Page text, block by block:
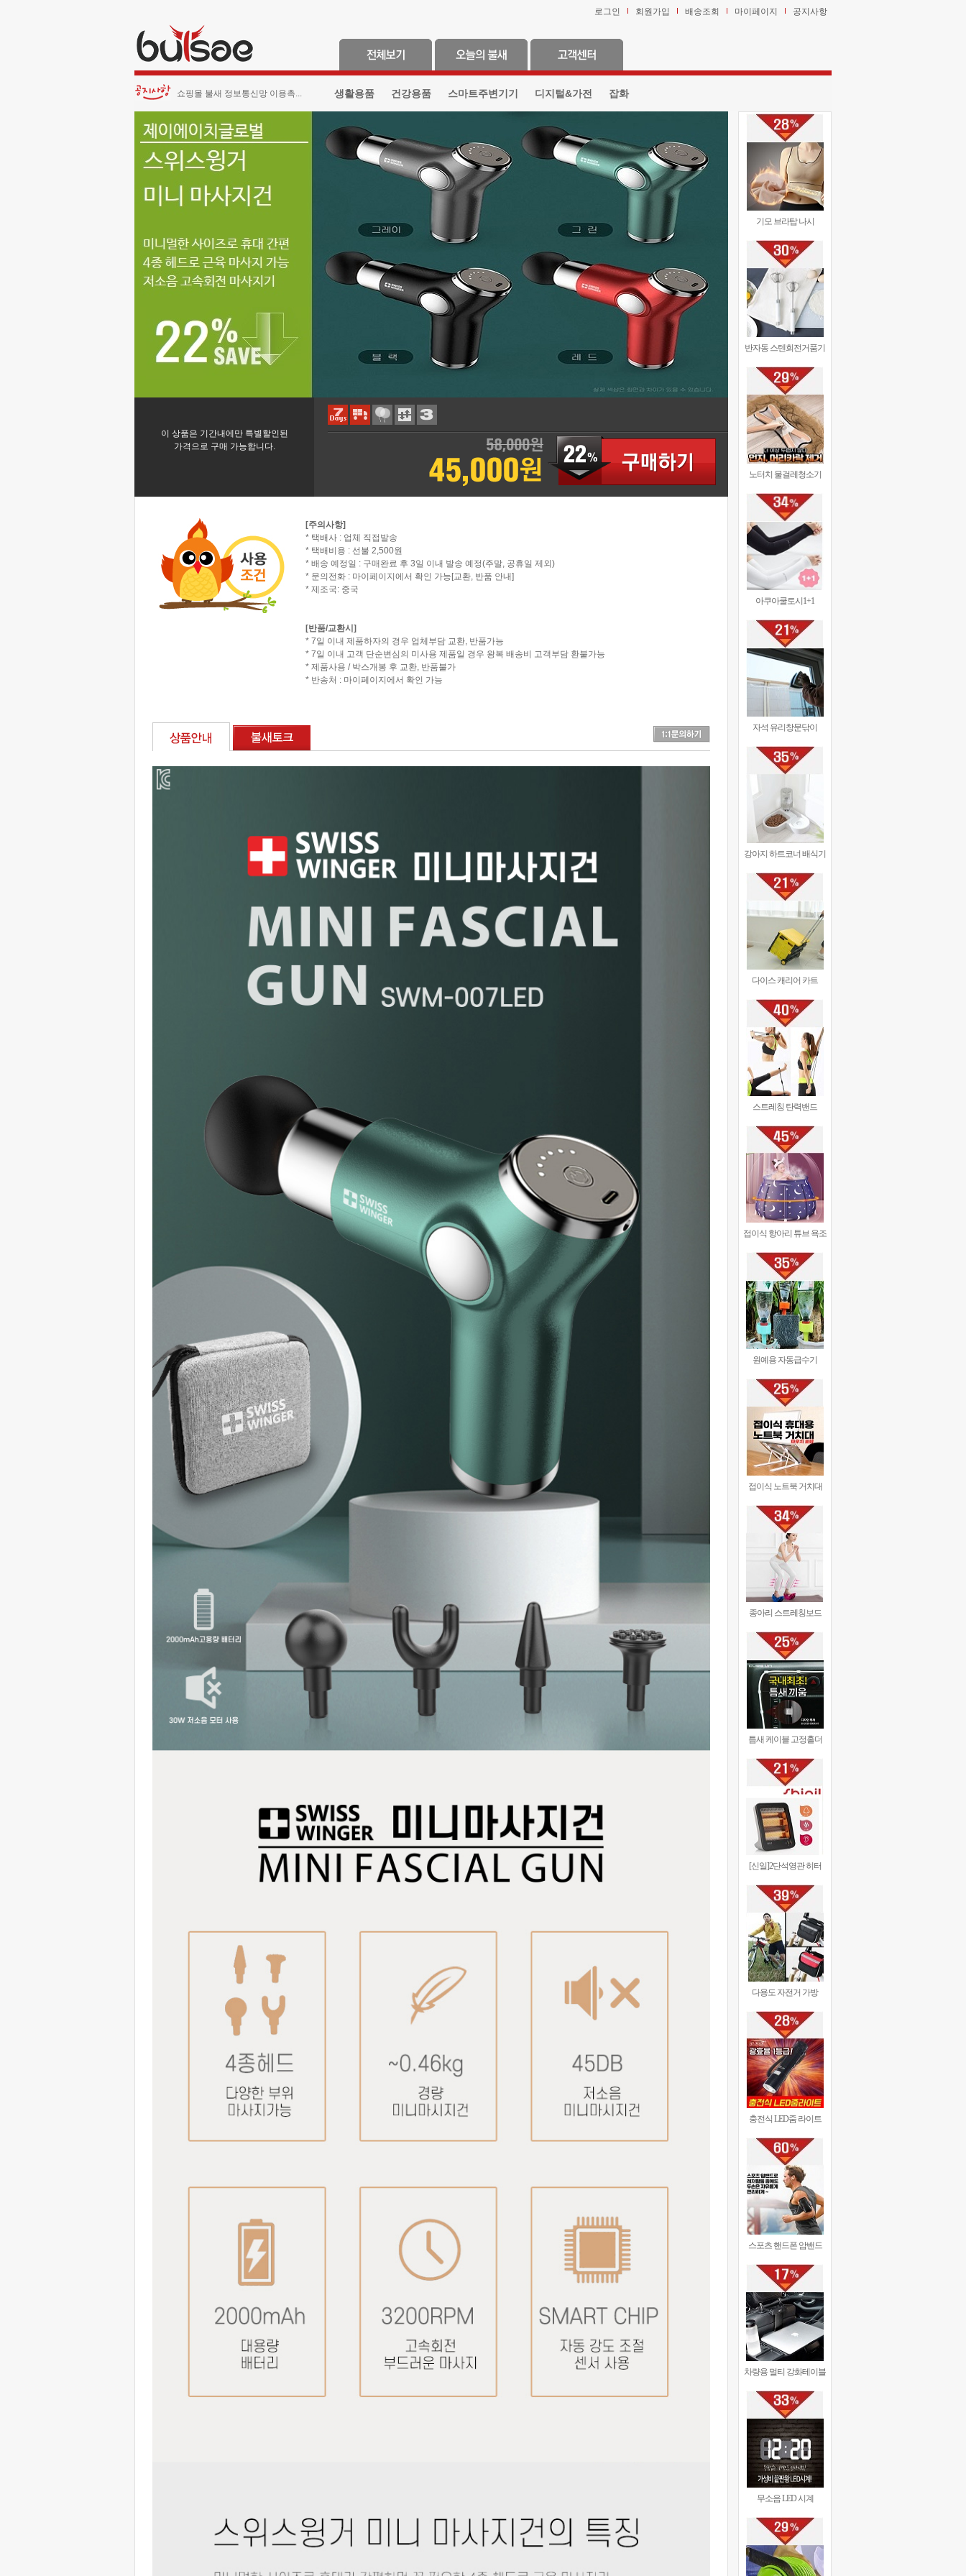
로그인 회원가입 배송조회 마이페이지 공지사항
쇼핑몰 불새 정보통신망 이용촉... 생활용품 건강용품 스마트주변기기 디지털&가전 잡화
이 상품은 기간내에만 특별할인된
가격으로 구매 가능합니다.
[주의사항]
* 택배사 : 업체 직접발송
* 택배비용 : 선불 2,500원
* 배송 예정일 : 구매완료 후 3일 이내 발송 예정(주말, 공휴일 제외)
* 문의전화 : 마이페이지에서 확인 가능[교환, 반품 안내]
* 제조국: 중국
[반품/교환시]
* 7일 이내 제품하자의 경우 업체부담 교환, 반품가능
* 7일 이내 고객 단순변심의 미사용 제품일 경우 왕복 배송비 고객부담 환불가능
* 제품사용 / 박스개봉 후 교환, 반품불가
* 반송처 : 마이페이지에서 확인 가능
기모 브라탑 나시
반자동 스텐회전거품기
노터치 물걸레청소기
아쿠아쿨토시1+1
자석 유리창문닦이
강아지 하트코너 배식기
다이스 캐리어 카트
스트레칭 탄력밴드
접이식 항아리 튜브 욕조
원예용 자동급수기
접이식 노트북 거치대
종아리 스트레칭보드
틈새 케이블 고정홀더
[신일]2단석영관 히터
다용도 자전거 가방
충전식 LED줌 라이트
스포츠 핸드폰 암밴드
차량용 멀티 강화테이블
무소음 LED 시계